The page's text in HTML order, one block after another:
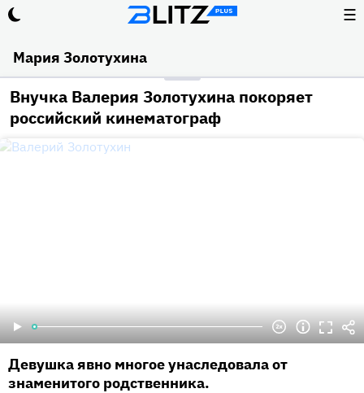
☰
Мария Золотухина
Внучка Валерия Золотухина покоряет
российский кинематограф
Девушка явно многое унаследовала от
знаменитого родственника.